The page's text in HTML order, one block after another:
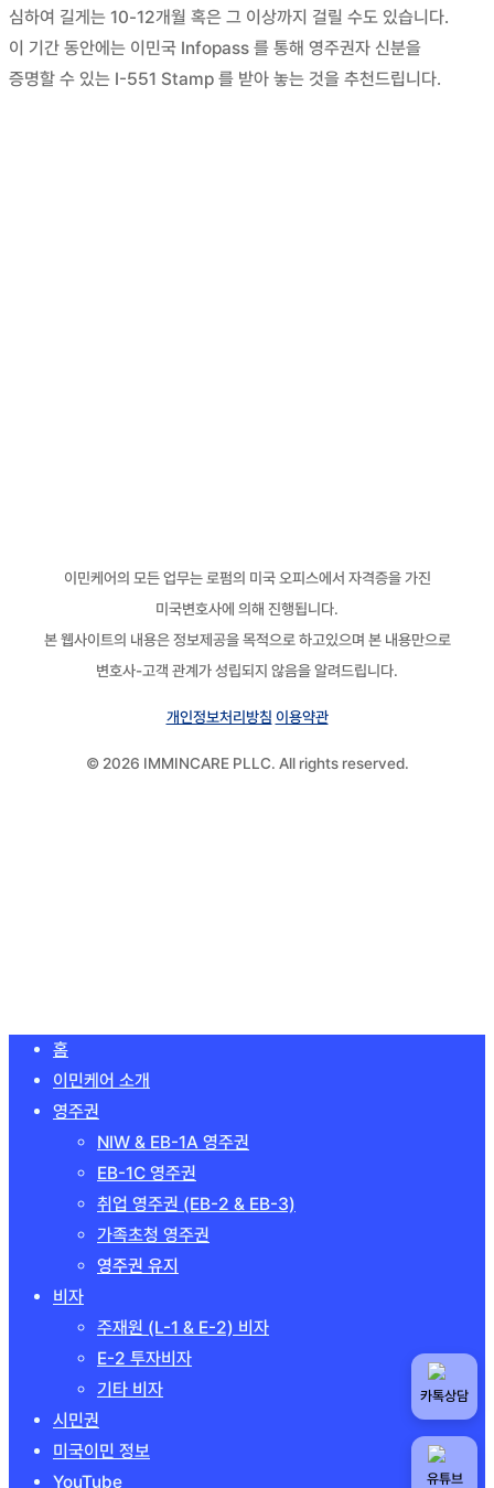
심하여 길게는 10-12개월 혹은 그 이상까지 걸릴 수도 있습니다.
이 기간 동안에는 이민국 Infopass 를 통해 영주권자 신분을
증명할 수 있는 I-551 Stamp 를 받아 놓는 것을 추천드립니다.
이민케어의 모든 업무는 로펌의 미국 오피스에서 자격증을 가진
미국변호사에 의해 진행됩니다.
본 웹사이트의 내용은 정보제공을 목적으로 하고있으며 본 내용만으로
변호사-고객 관계가 성립되지 않음을 알려드립니다.
개인정보처리방침 이용약관
© 2026 IMMINCARE PLLC. All rights reserved.
카톡상담
유튜브
Close
Menu
홈
이민케어 소개
영주권
NIW & EB-1A 영주권
EB-1C 영주권
취업 영주권 (EB-2 & EB-3)
가족초청 영주권
영주권 유지
비자
주재원 (L-1 & E-2) 비자
E-2 투자비자
기타 비자
시민권
미국이민 정보
YouTube